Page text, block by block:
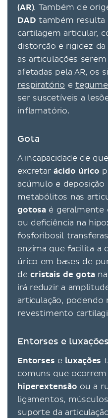
(AR). Também de
DAD também resulta
cartilagem articular,
distorção e rigidez da
as articulações
afetadas pela AR, os
respiratório e
ser suscetíveis a
inflamatório.
Gota
A incapacidade de
excretarácido úrico
acúmulo e deposição
metabólitos nas
gotosa é geralmente
ou deficiência na
fosforibosil
enzima que facilita a
úrico em bases de
decristais de gota
irá reduzir a
articulação,
revestimento
Entorses e luxações
Entorses e luxações
comuns que ocorrem
hiperextensão ou a
ligamentos,
suporte da